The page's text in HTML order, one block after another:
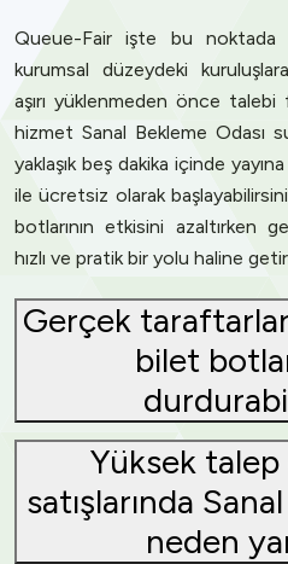
Queue-Fair işte bu noktada
kurumsal düzeydeki
aşırı yüklenmeden önce
hizmet Sanal Bekleme Odası
yaklaşık beş dakika içinde
ile ücretsiz olarak
botlarının etkisini azaltırken
hızlı ve pratik bir yolu haline
Gerçek
bilet
Yüksek
satışlarında
neden